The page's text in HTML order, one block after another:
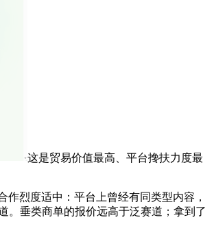
这是贸易价值最高、平台搀扶力度最
烈度适中：平台上曾经有同类型内容，
。垂类商单的报价远高于泛赛道；拿到了